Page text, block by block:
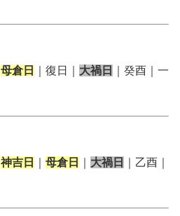
母倉日 ｜復日｜ 大禍日
｜癸酉｜一
神吉日 母倉日 大禍日
｜乙酉｜